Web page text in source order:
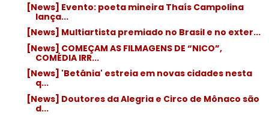
[News] Evento: poeta mineira Thaís Campolina
lança...
[News] Multiartista premiado no Brasil e no exter...
[News] COMEÇAM AS FILMAGENS DE “NICO”,
COMÉDIA IRR...
[News] 'Betânia' estreia em novas cidades nesta
q...
[News] Doutores da Alegria e Circo de Mônaco são
d...